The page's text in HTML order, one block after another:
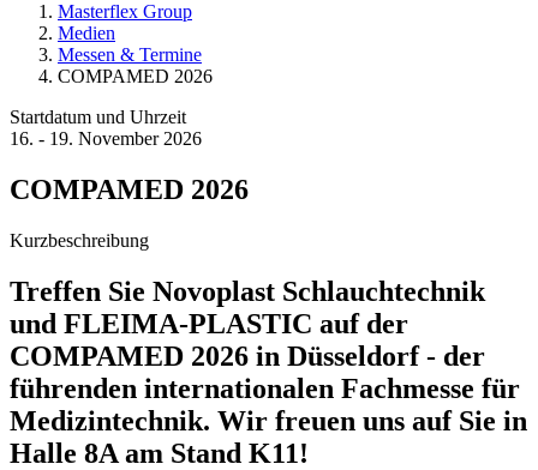
Masterflex Group
Medien
Messen & Termine
COMPAMED 2026
Startdatum und Uhrzeit
16. - 19. November 2026
COMPAMED 2026
Kurzbeschreibung
Treffen Sie Novoplast Schlauchtechnik
und FLEIMA-PLASTIC auf der
COMPAMED 2026 in Düsseldorf - der
führenden internationalen Fachmesse für
Medizintechnik. Wir freuen uns auf Sie in
Halle 8A am Stand K11!